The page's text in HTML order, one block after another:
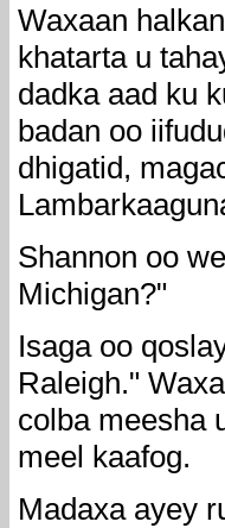
Waxaan
khatarta u
dadka aad ku
badan oo
dhigatid,
Shannon oo
Michigan?"
Isaga oo
Raleigh."
colba meesha
meel kaafog.
Madaxa ayey